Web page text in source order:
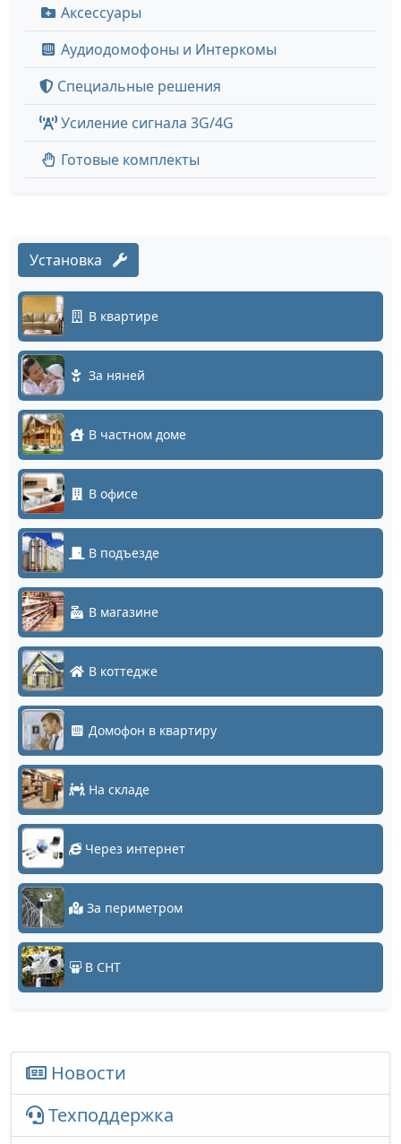
Аксессуары
Аудиодомофоны и Интеркомы
Специальные решения
Усиление сигнала 3G/4G
Готовые комплекты
Установка
В квартире
За няней
В частном доме
В офисе
В подъезде
В магазине
В коттедже
Домофон в квартиру
На складе
Через интернет
За периметром
В СНТ
Новости
Техподдержка